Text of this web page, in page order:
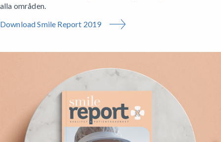
alla områden.
Download Smile Report 2019